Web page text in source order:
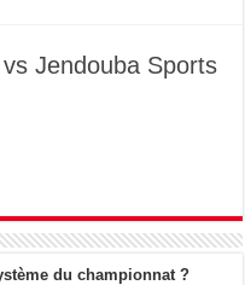
Jendouba Sports
du championnat ?